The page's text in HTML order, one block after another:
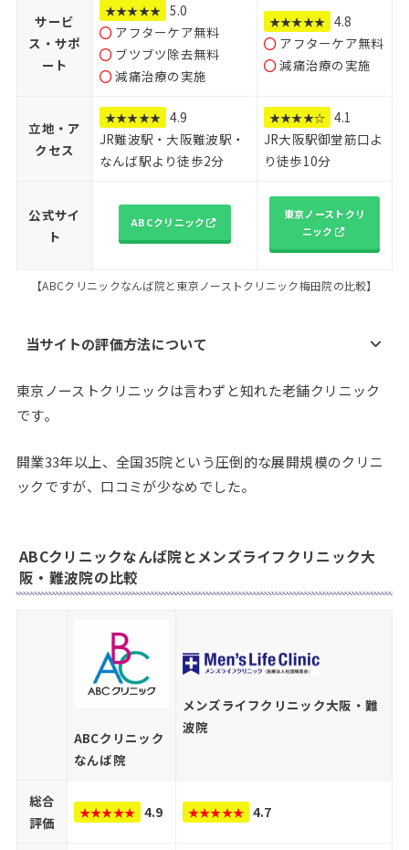
サービ
ス・サポ
ート
★★★★★ 5.0
アフターケア無料
ブツブツ除去無料
減痛治療の実施
★★★★★ 4.8
アフターケア無料
減痛治療の実施
立地・ア
クセス
★★★★★ 4.9
JR難波駅・大阪難波駅・
なんば駅より徒歩2分
★★★★☆ 4.1
JR大阪駅御堂筋口よ
り徒歩10分
公式サイ
ト
ABCクリニック
東京ノーストクリ
ニック
【ABCクリニックなんば院と東京ノーストクリニック梅田院の比較】
当サイトの評価方法について
東京ノーストクリニックは言わずと知れた老舗クリニック
です。
開業33年以上、全国35院という圧倒的な展開規模のクリニ
ックですが、口コミが少なめでした。
ABCクリニックなんば院とメンズライフクリニック大
阪・難波院の比較
ABCクリニック
なんば院
メンズライフクリニック大阪・難
波院
総合
評価
★★★★★ 4.9 ★★★★★ 4.7